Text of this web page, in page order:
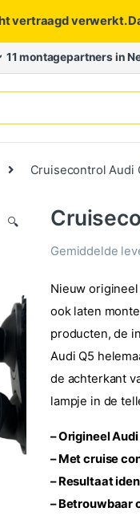
vertraagd verwerkt.
11 montagepartners in
Cruisecontrol Audi
🔍
Gemiddelde
Nieuw origineel
ook laten
producten, de
Audi Q5
de achterkant
lampje in de
– Origineel
– Met cruise
– Resultaat
–Betrouwbaar